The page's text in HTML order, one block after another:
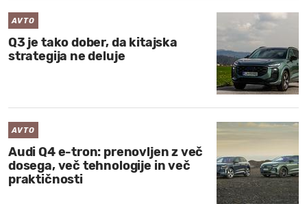
AVTO
Q3 je tako dober, da kitajska
strategija ne deluje
AVTO
Audi Q4 e-tron: prenovljen z več
dosega, več tehnologije in več
praktičnosti